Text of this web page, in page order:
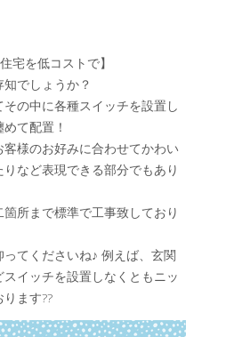
宅を低コストで】
でしょうか？
の中に各種スイッチを設置し
て配置！
様のお好みに合わせてかわい
など表現できる部分でもあり
所まで標準で工事致しており
てくださいね♪ 例えば、玄関
イッチを設置しなくともニッ
ます??